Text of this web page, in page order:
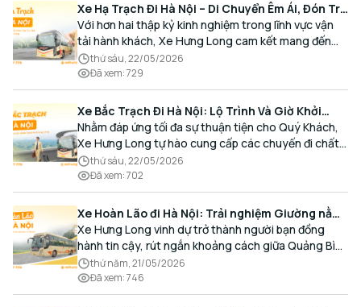
Xe Hạ Trạch Đi Hà Nội – Di Chuyển Êm Ái, Đón Trả
Tận Nơi Cùng Xe Hưng Long
Với hơn hai thập kỷ kinh nghiệm trong lĩnh vực vận
tải hành khách, Xe Hưng Long cam kết mang đến
cho Quý Khách một hành trình di chuyển trọn vẹn,
thoải mái và đúng giờ.
thứ sáu, 22/05/2026
Đã xem:729
Xe Bắc Trạch Đi Hà Nội: Lộ Trình Và Giờ Khởi
Hành Cùng Xe Hưng Long
Nhằm đáp ứng tối đa sự thuận tiện cho Quý Khách,
Xe Hưng Long tự hào cung cấp các chuyến đi chất
lượng cao, an toàn với lịch trình linh hoạt mỗi ngày.
thứ sáu, 22/05/2026
Đã xem:702
Xe Hoàn Lão đi Hà Nội: Trải nghiệm Giường nằm
Cao cấp, Đón trả Tận nơi
Xe Hưng Long vinh dự trở thành người bạn đồng
hành tin cậy, rút ngắn khoảng cách giữa Quảng Bình
và Thủ đô bằng chất lượng dịch vụ chuẩn mực.
thứ năm, 21/05/2026
Đã xem:746